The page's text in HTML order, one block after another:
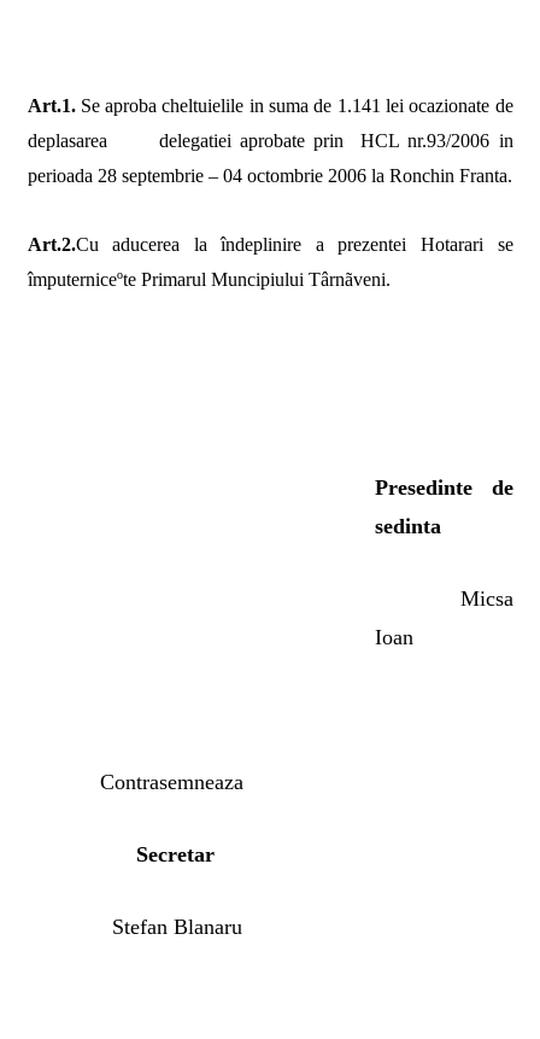
Art.1. Se aproba cheltuielile in suma de 1.141 lei ocazionate de
deplasarea
delegatiei aprobate prin
HCL nr.93/2006 in
perioada 28 septembrie – 04 octombrie 2006 la Ronchin Franta.
Art.2.Cu aducerea la îndeplinire a prezentei Hotarari se
împuterniceºte Primarul Muncipiului Târnãveni.
Presedinte de
sedinta
Micsa
Ioan
Contrasemneaza
Secretar
Stefan Blanaru